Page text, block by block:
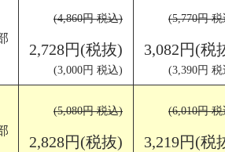
(4,860円 税込)
2,728円(税抜)
(3,000円 税込)
(5,770円
3,082円(税
(3,390円
(5,080円 税込)
2,828円(税抜)
(6,010円
3,219円(税